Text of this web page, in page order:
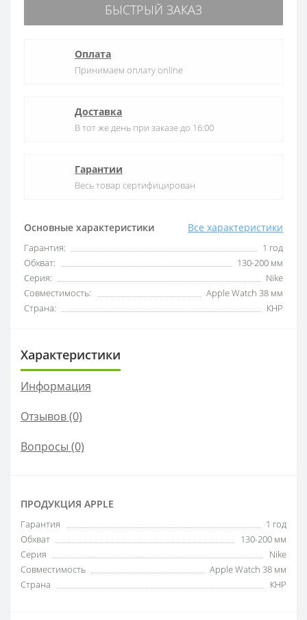
Основные характеристики Все характеристики
Гарантия:
1 год
Обхват:
130-200 мм
Серия:
Nike
Совместимость:
Apple Watch 38 мм
Страна:
КНР
БЫСТРЫЙ ЗАКАЗ
Оплата
Принимаем оплату online
Доставка
В тот же день при заказе до 16:00
Гарантии
Весь товар сертифицирован
Характеристики
Информация
Отзывов (0)
Вопросы (0)
ПРОДУКЦИЯ APPLE
Гарантия
1 год
Обхват
130-200 мм
Серия
Nike
Совместимость
Apple Watch 38 мм
Страна
КНР